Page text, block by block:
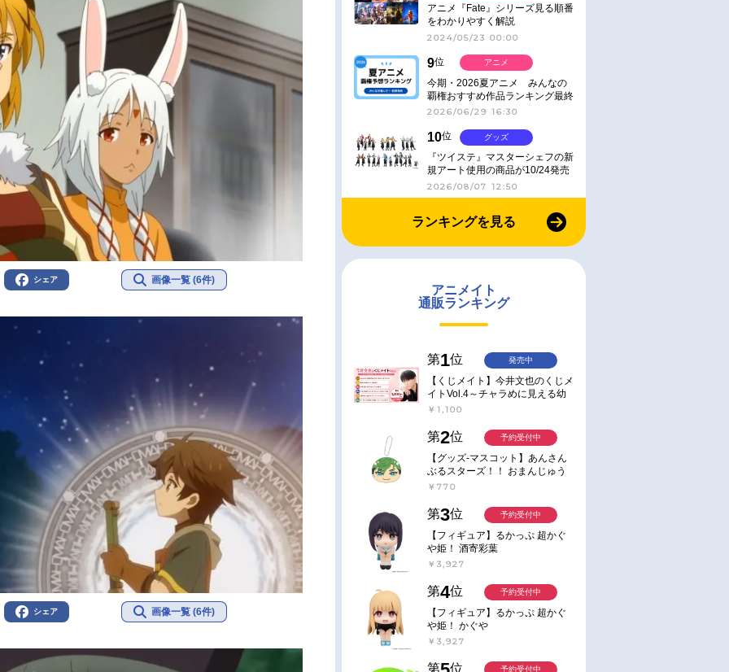
シェア 画像一覧 (6件)
シェア 画像一覧 (6件)
アニメ『Fate』シリーズ見る順番
をわかりやすく解説
2024/05/23 00:00
9位
今期・2026夏アニメ みんなの
覇権おすすめ作品ランキング最終
結果発表！
2026/06/29 16:30
アニメ
10位
『ツイステ』マスターシェフの新
規アート使用の商品が10/24発売
2026/08/07 12:50
グッズ
ランキングを見る
アニメイト
通販ランキング
第1位
【くじメイト】今井文也のくじメ
イトVol.4～チャラめに見える幼
馴染、実は一途で独占欲が強いん
￥1,100
発売中
第2位
【グッズ-マスコット】あんさん
ぶるスターズ！！ おまんじゅう
にぎにぎマスコット ねくすと2
￥770
予約受付中
第3位
【フィギュア】るかっぷ 超かぐ
や姫！ 酒寄彩葉
￥3,927
予約受付中
第4位
【フィギュア】るかっぷ 超かぐ
や姫！ かぐや
￥3,927
予約受付中
第 位 予約受付中